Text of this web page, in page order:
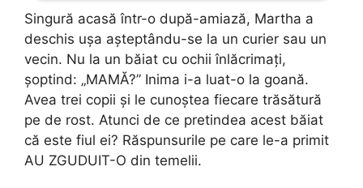
Singură acasă într-o după-amiază, Martha a
deschis ușa așteptându-se la un curier sau un
vecin. Nu la un băiat cu ochii înlăcrimați,
șoptind: „MAMĂ?” Inima i-a luat-o la goană.
Avea trei copii și le cunoștea fiecare trăsătură
pe de rost. Atunci de ce pretindea acest băiat
că este fiul ei? Răspunsurile pe care le-a primit
AU ZGUDUIT-O din temelii.